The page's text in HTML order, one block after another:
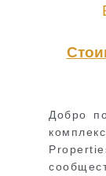
Добро